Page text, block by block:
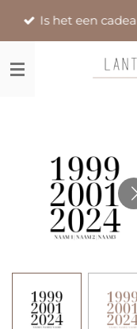
de
Is het een